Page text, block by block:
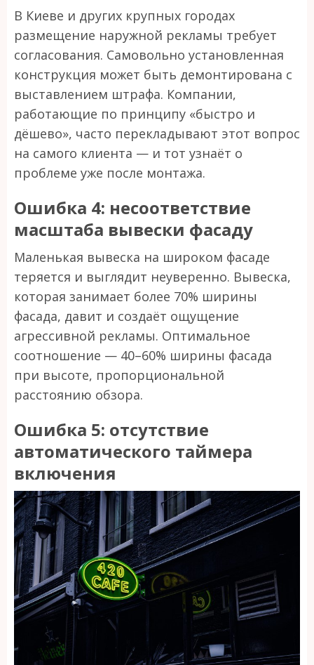
В Киеве и других крупных городах
размещение наружной рекламы требует
согласования. Самовольно установленная
конструкция может быть демонтирована с
выставлением штрафа. Компании,
работающие по принципу «быстро и
дёшево», часто перекладывают этот вопрос
на самого клиента — и тот узнаёт о
проблеме уже после монтажа.
Ошибка 4: несоответствие
масштаба вывески фасаду
Маленькая вывеска на широком фасаде
теряется и выглядит неуверенно. Вывеска,
которая занимает более 70% ширины
фасада, давит и создаёт ощущение
агрессивной рекламы. Оптимальное
соотношение — 40–60% ширины фасада
при высоте, пропорциональной
расстоянию обзора.
Ошибка 5: отсутствие
автоматического таймера
включения